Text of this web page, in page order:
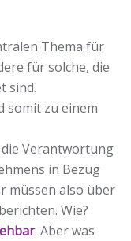
Thema für
für solche, die
sind.
somit zu einem
Verantwortung
in Bezug
müssen also über
Wie?
. Aber was